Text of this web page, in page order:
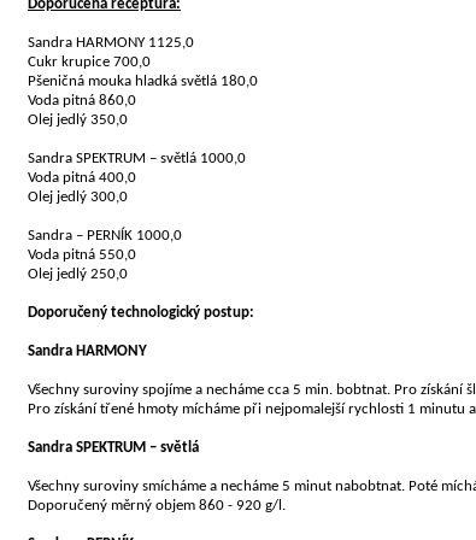
Doporučená receptura:
Sandra HARMONY 1125,0
Cukr krupice 700,0
Pšeničná mouka hladká světlá 180,0
Voda pitná 860,0
Olej jedlý 350,0
Sandra SPEKTRUM – světlá 1000,0
Voda pitná 400,0
Olej jedlý 300,0
Sandra – PERNÍK 1000,0
Voda pitná 550,0
Olej jedlý 250,0
Doporučený technologický postup:
Sandra HARMONY
Všechny suroviny spojíme a necháme cca 5 min. bobtnat. Pro získání
Pro získání třené hmoty mícháme při nejpomalejší rychlosti 1 minutu
Sandra SPEKTRUM – světlá
Všechny suroviny smícháme a necháme 5 minut nabobtnat. Poté
Doporučený měrný objem 860 - 920 g/l.